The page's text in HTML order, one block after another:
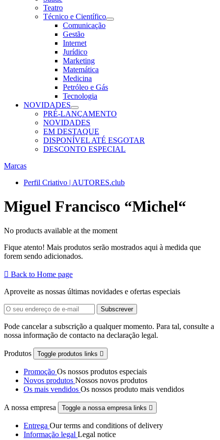
Teatro
Técnico e Científico
Comunicação
Gestão
Internet
Jurídico
Marketing
Matemática
Medicina
Petróleo e Gás
Tecnologia
NOVIDADES
PRÉ-LANÇAMENTO
NOVIDADES
EM DESTAQUE
DISPONÍVEL ATÉ ESGOTAR
DESCONTO ESPECIAL
Marcas
Perfil Criativo | AUTORES.club
Miguel Francisco “Michel“
No products available at the moment
Fique atento! Mais produtos serão mostrados aqui à medida que
forem sendo adicionados.
 Back to Home page
Aproveite as nossas últimas novidades e ofertas especiais
Pode cancelar a subscrição a qualquer momento. Para tal, consulte a
nossa informação de contacto na declaração legal.
Produtos Toggle produtos links 
Promoção Os nossos produtos especiais
Novos produtos Nossos novos produtos
Os mais vendidos Os nossos produto mais vendidos
A nossa empresa Toggle a nossa empresa links 
Entrega Our terms and conditions of delivery
Informação legal Legal notice